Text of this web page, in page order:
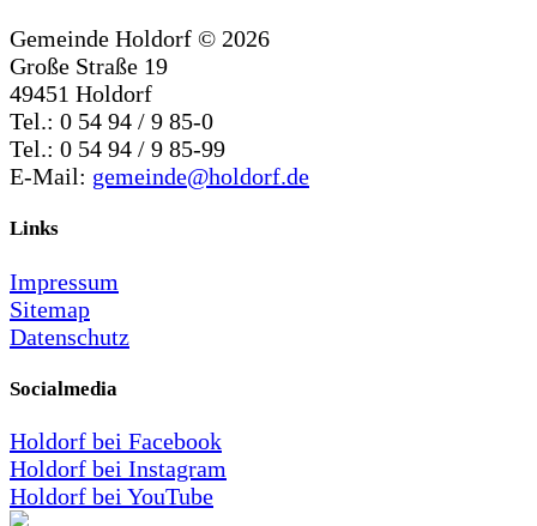
Gemeinde Holdorf © 2026
Große Straße 19
49451 Holdorf
Tel.: 0 54 94 / 9 85-0
Tel.: 0 54 94 / 9 85-99
E-Mail: gemeinde@holdorf.de
Links
Impressum
Sitemap
Datenschutz
Socialmedia
Holdorf bei Facebook
Holdorf bei Instagram
Holdorf bei YouTube